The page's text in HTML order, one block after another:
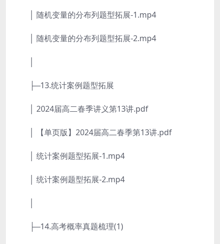
│ 随机变量的分布列题型拓展-1.mp4
│ 随机变量的分布列题型拓展-2.mp4
├─13.统计案例题型拓展
│ 2024届高二春季讲义第13讲.pdf
│ 【单页版】2024届高二春季第13讲.pdf
│ 统计案例题型拓展-1.mp4
│ 统计案例题型拓展-2.mp4
├─14.高考概率真题梳理(1)